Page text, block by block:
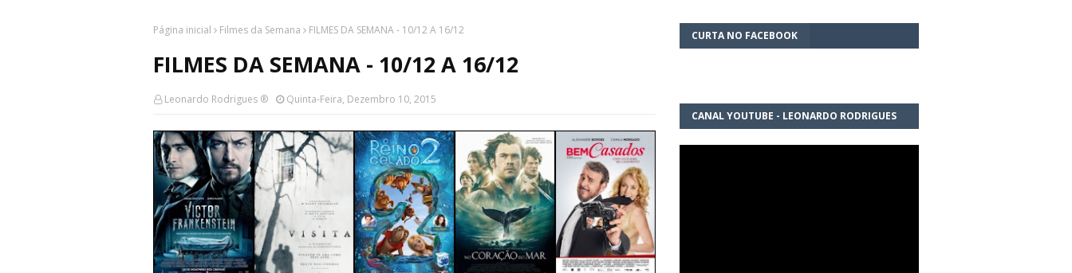
Página inicial Filmes da Semana FILMES DA SEMANA - 10/12 A 16/12
FILMES DA SEMANA - 10/12 A 16/12
Leonardo Rodrigues ® Quinta-Feira, Dezembro 10, 2015
CURTA NO FACEBOOK
CANAL YOUTUBE - LEONARDO RODRIGUES